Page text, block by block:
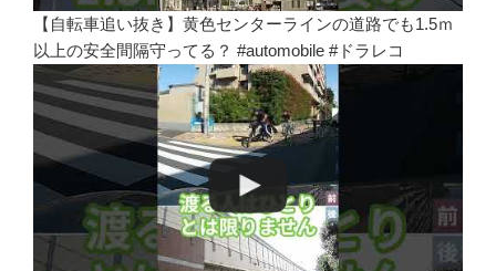
【自転車追い抜き】黄色センターラインの道路でも1.5ｍ
以上の安全間隔守ってる？ #automobile #ドラレコ